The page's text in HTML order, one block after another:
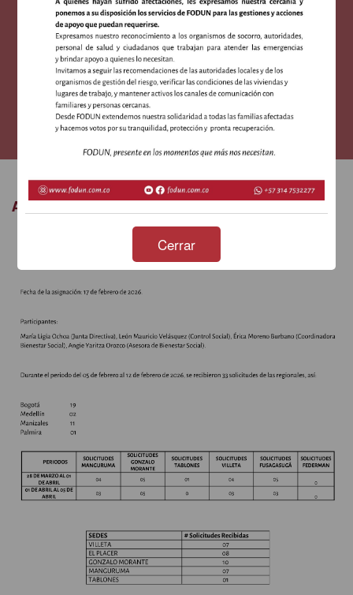
Acta Asignación Sedes Semana Santa
Temporada Alta
Acta Asignación Sedes Semana Santa
Cerrar